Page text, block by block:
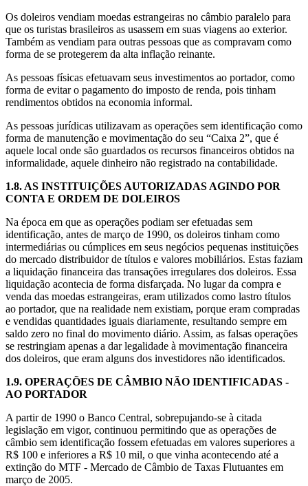
Os doleiros vendiam moedas estrangeiras no câmbio paralelo para
que os turistas brasileiros as usassem em suas viagens ao exterior.
Também as vendiam para outras pessoas que as compravam como
forma de se protegerem da alta inflação reinante.
As pessoas físicas efetuavam seus investimentos ao portador, como
forma de evitar o pagamento do imposto de renda, pois tinham
rendimentos obtidos na economia informal.
As pessoas jurídicas utilizavam as operações sem identificação como
forma de manutenção e movimentação do seu “Caixa 2”, que é
aquele local onde são guardados os recursos financeiros obtidos na
informalidade, aquele dinheiro não registrado na contabilidade.
1.8. AS INSTITUIÇÕES AUTORIZADAS AGINDO POR
CONTA E ORDEM DE DOLEIROS
Na época em que as operações podiam ser efetuadas sem
identificação, antes de março de 1990, os doleiros tinham como
intermediárias ou cúmplices em seus negócios pequenas instituições
do mercado distribuidor de títulos e valores mobiliários. Estas faziam
a liquidação financeira das transações irregulares dos doleiros. Essa
liquidação acontecia de forma disfarçada. No lugar da compra e
venda das moedas estrangeiras, eram utilizados como lastro títulos
ao portador, que na realidade nem existiam, porque eram compradas
e vendidas quantidades iguais diariamente, resultando sempre em
saldo zero no final do movimento diário. Assim, as falsas operações
se restringiam apenas a dar legalidade à movimentação financeira
dos doleiros, que eram alguns dos investidores não identificados.
1.9. OPERAÇÕES DE CÂMBIO NÃO IDENTIFICADAS -
AO PORTADOR
A partir de 1990 o Banco Central, sobrepujando-se à citada
legislação em vigor, continuou permitindo que as operações de
câmbio sem identificação fossem efetuadas em valores superiores a
R$ 100 e inferiores a R$ 10 mil, o que vinha acontecendo até a
extinção do MTF - Mercado de Câmbio de Taxas Flutuantes em
março de 2005.